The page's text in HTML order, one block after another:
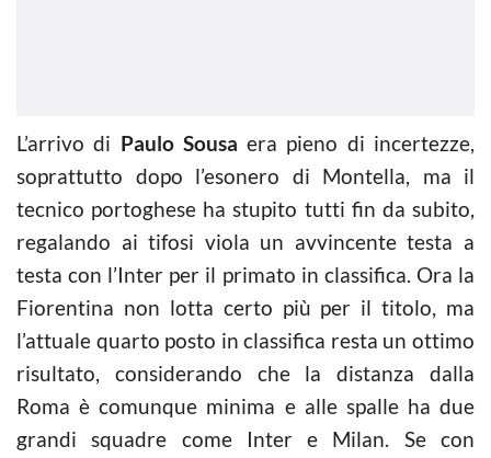
L’arrivo di Paulo Sousa era pieno di incertezze,
soprattutto dopo l’esonero di Montella, ma il
tecnico portoghese ha stupito tutti fin da subito,
regalando ai tifosi viola un avvincente testa a
testa con l’Inter per il primato in classifica. Ora la
Fiorentina non lotta certo più per il titolo, ma
l’attuale quarto posto in classifica resta un ottimo
risultato, considerando che la distanza dalla
Roma è comunque minima e alle spalle ha due
grandi squadre come Inter e Milan. Se con